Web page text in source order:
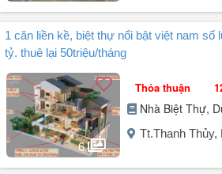
khu dân cư trung tâm xã Yến Mao ...
Người đăng: Vương (1 tin đăng)
Bán nhà vườn rộng gần trường học xã Giáp
Chính chủ cần bán nhà vườn tại Tổ 8, xã
trí đẹp, đường đi thuận tiện, phù hợp để ở,
lâu dài.
Thông tin bất động sản:
Diện tích: Khoảng 700m².
Nhà vườn rộng rãi, nhiều không gian xanh.
Cách trục đường chính chưa đến 100m,
1 căn liền kề, biệt thự nổi bật việt nam số
tỷ. thuê lại 50triệu/tháng
6
Thỏa thuận
Nhà Biệt Thự,
Tt.Thanh Thủy,